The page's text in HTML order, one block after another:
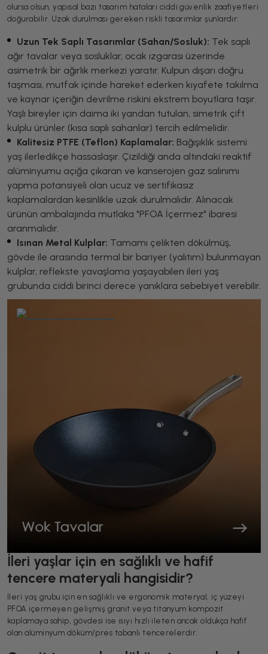
olursa olsun, yapısal bazı tasarım hataları ciddi güvenlik zaafiyetleri
doğurabilir. Uzak durulması gereken riskli tasarımlar şunlardır:
Uzun Tek Saplı Tasarımlar (Sahan/Sosluk): Tek saplı
ağır tavalar veya sosluklar, ocak ızgarası üzerinde
asimetrik bir ağırlık merkezi yaratır. Kulpun dışarı doğru
taşması, mutfak içinde hareket ederken kıyafete takılma
ve kaynar içeriğin devrilme riskini ekstrem boyutlara taşır.
Yaşlı bireyler için daima iki yandan tutulan, simetrik çift
kulplu ürünler (kısa saplı sahanlar) tercih edilmelidir.
Kalitesiz PTFE (Teflon) Kaplamalar: Bağışıklık sistemi
yaş ilerledikçe hassaslaşır. Çizildiği anda altındaki reaktif
alüminyumu açığa çıkaran ve kanserojen gaz salınımı
yapma potansiyeli olan ucuz ve sertifikasız
kaplamalardan kesinlikle uzak durulmalıdır. Alınacak
ürünün ambalajında mutlaka "PFOA İçermez" ibaresi
aranmalıdır.
Isınan Metal Kulplar: Tamamı çelikten dökülmüş,
gövde ile arasında termal bir bariyer (yalıtım) bulunmayan
kulplar, reflekste yavaşlama yaşayabilen ileri yaş
grubunda ciddi birinci derece yanıklara sebebiyet verebilir.
İleri yaşlar için en sağlıklı ve hafif
tencere materyali hangisidir?
İleri yaş grubu için en sağlıklı ve ergonomik materyal, iç yüzeyi
PFOA içermeyen gelişmiş granit veya titanyum kompozit
kaplamaya sahip, gövdesi ise ısıyı hızlı ileten ancak oldukça hafif
olan alüminyum döküm/pres tabanlı tencerelerdir.